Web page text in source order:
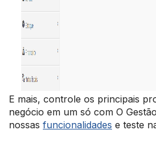
E mais, controle os principais
negócio em um só com O
nossas funcionalidades e teste